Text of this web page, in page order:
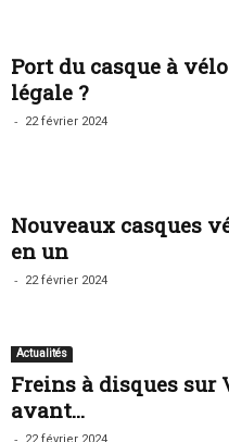
Port du casque à
légale ?
- 22 février 2024
Nouveaux casques
en un
- 22 février 2024
Actualités
Freins à disques sur
avant...
-